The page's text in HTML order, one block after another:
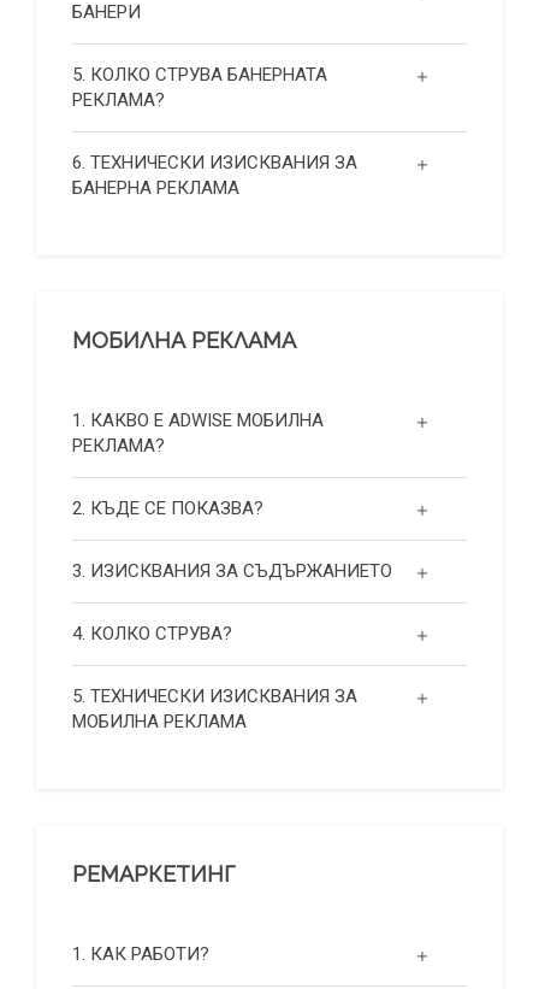
БАНЕРИ
5. КОЛКО СТРУВА БАНЕРНАТА
РЕКЛАМА?
6. ТЕХНИЧЕСКИ ИЗИСКВАНИЯ ЗА
БАНЕРНА РЕКЛАМА
МОБИЛНА РЕКЛАМА
1. КАКВО Е ADWISE МОБИЛНА
РЕКЛАМА?
2. КЪДЕ СЕ ПОКАЗВА?
3. ИЗИСКВАНИЯ ЗА СЪДЪРЖАНИЕТО
4. КОЛКО СТРУВА?
5. ТЕХНИЧЕСКИ ИЗИСКВАНИЯ ЗА
МОБИЛНА РЕКЛАМА
РЕМАРКЕТИНГ
1. КАК РАБОТИ?